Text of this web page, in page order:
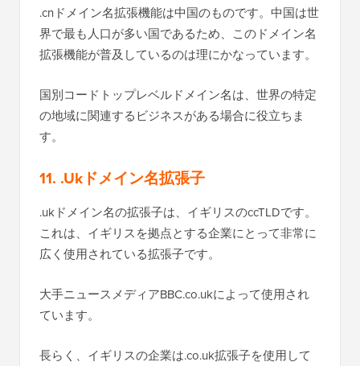
.cnドメイン名拡張機能は中国のものです。中国は世
界で最も人口が多い国であるため、このドメイン名
拡張機能が普及しているのは理にかなっています。
国別コードトップレベルドメイン名は、世界の特定
の地域に関連するビジネスがある場合に役立ちま
す。
11. .Ukドメイン名拡張子
.ukドメイン名の拡張子は、イギリスのccTLDです。
これは、イギリスを拠点とする企業にとって非常に
広く使用されている拡張子です。
大手ニュースメディアBBC.co.ukによって使用され
ています。
長らく、イギリスの企業は.co.uk拡張子を使用して